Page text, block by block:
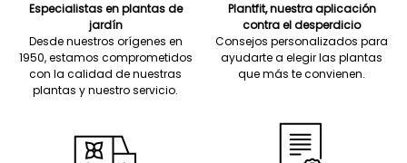
Especialistas en plantas de
jardín
Desde nuestros orígenes en
1950, estamos comprometidos
con la calidad de nuestras
plantas y nuestro servicio.
Plantfit, nuestra aplicación
contra el desperdicio
Consejos personalizados para
ayudarte a elegir las plantas
que más te convienen.